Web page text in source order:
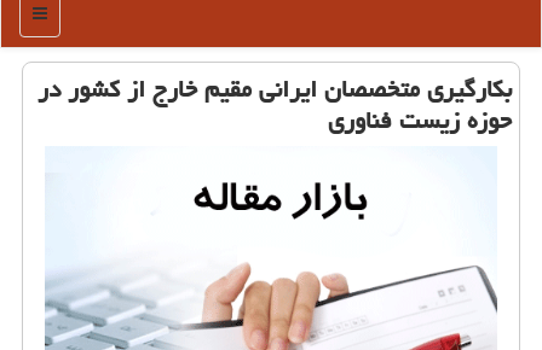
منو
بكارگیری متخصصان ایرانی مقیم خارج از كشور در
حوزه زیست فناوری